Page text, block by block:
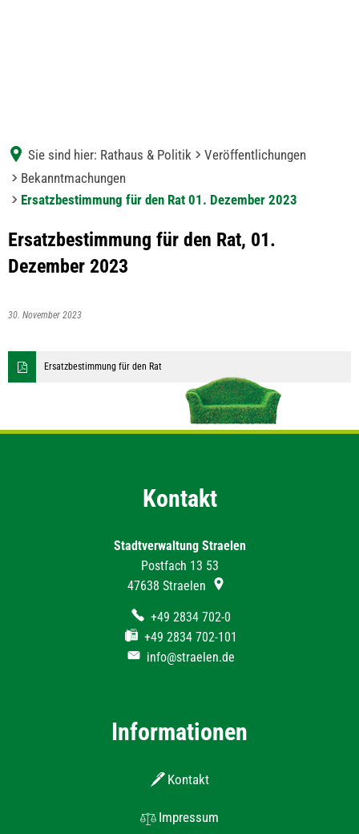
Sie sind hier: Rathaus & Politik
Veröffentlichungen
Bekanntmachungen
Ersatzbestimmung für den Rat 01. Dezember 2023
Ersatzbestimmung für den Rat, 01.
Dezember 2023
30. November 2023
Ersatzbestimmung für den Rat
Kontakt
Stadtverwaltung Straelen
Postfach 13 53
47638 Straelen
+49 2834 702-0
+49 2834 702-101
info@straelen.de
Informationen
Kontakt
Impressum